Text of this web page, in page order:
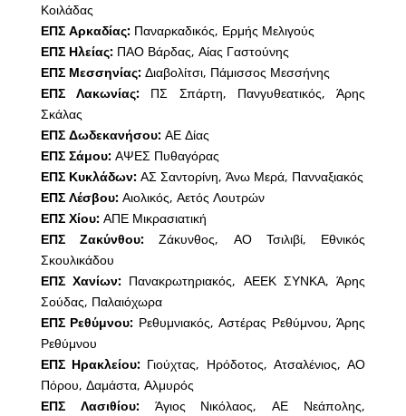
Κοιλάδας
ΕΠΣ Αρκαδίας:Παναρκαδικός, Ερμής Μελιγούς
ΕΠΣ Ηλείας:ΠΑΟ Βάρδας, Αίας Γαστούνης
ΕΠΣ Μεσσηνίας:Διαβολίτσι, Πάμισσος Μεσσήνης
ΕΠΣ Λακωνίας: ΠΣ Σπάρτη, Πανγυθεατικός, Άρης
Σκάλας
ΕΠΣ Δωδεκανήσου:ΑΕ Δίας
ΕΠΣ Σάμου:ΑΨΕΣ Πυθαγόρας
ΕΠΣ Κυκλάδων:ΑΣ Σαντορίνη, Άνω Μερά, Πανναξιακός
ΕΠΣ Λέσβου:Αιολικός, Αετός Λουτρών
ΕΠΣ Χίου:ΑΠΕ Μικρασιατική
ΕΠΣ Ζακύνθου: Ζάκυνθος, ΑΟ Τσιλιβί, Εθνικός
Σκουλικάδου
ΕΠΣ Χανίων: Πανακρωτηριακός, ΑΕΕΚ ΣΥΝΚΑ, Άρης
Σούδας, Παλαιόχωρα
ΕΠΣ Ρεθύμνου: Ρεθυμνιακός, Αστέρας Ρεθύμνου, Άρης
Ρεθύμνου
ΕΠΣ Ηρακλείου: Γιούχτας, Ηρόδοτος, Ατσαλένιος, ΑΟ
Πόρου, Δαμάστα, Αλμυρός
ΕΠΣ Λασιθίου:Άγιος Νικόλαος, ΑΕ Νεάπολης,